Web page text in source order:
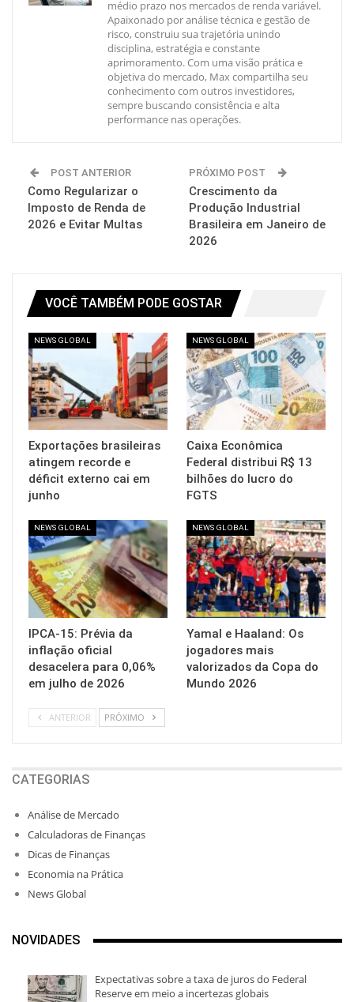
médio prazo nos mercados de renda variável.
Apaixonado por análise técnica e gestão de
risco, construiu sua trajetória unindo
disciplina, estratégia e constante
aprimoramento. Com uma visão prática e
objetiva do mercado, Max compartilha seu
conhecimento com outros investidores,
sempre buscando consistência e alta
performance nas operações.
POST ANTERIOR
Como Regularizar o
Imposto de Renda de
2026 e Evitar Multas
PRÓXIMO POST
Crescimento da
Produção Industrial
Brasileira em Janeiro de
2026
VOCÊ TAMBÉM PODE GOSTAR
NEWS GLOBAL
Exportações brasileiras
atingem recorde e
déficit externo cai em
junho
NEWS GLOBAL
Caixa Econômica
Federal distribui R$ 13
bilhões do lucro do
FGTS
NEWS GLOBAL
IPCA-15: Prévia da
inflação oficial
desacelera para 0,06%
em julho de 2026
NEWS GLOBAL
Yamal e Haaland: Os
jogadores mais
valorizados da Copa do
Mundo 2026
ANTERIOR PRÓXIMO
CATEGORIAS
Análise de Mercado
Calculadoras de Finanças
Dicas de Finanças
Economia na Prática
News Global
NOVIDADES
Expectativas sobre a taxa de juros do Federal
Reserve em meio a incertezas globais